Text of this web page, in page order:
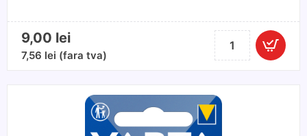
9,00 lei
7,56 lei (fara tva)
Cantitate
Baterii
AAA
4